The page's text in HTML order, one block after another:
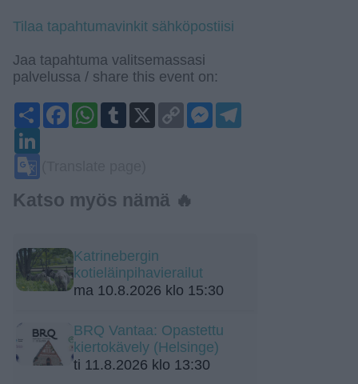
Tilaa tapahtumavinkit sähköpostiisi
Jaa tapahtuma valitsemassasi
palvelussa / share this event on:
ShareFacebookWhatsApp
Tumblr
X
Copy
Link
Messenger
Katso myös nämä 🔥
Katrinebergin
kotieläinpihavierailut
ma 10.8.2026 klo 15:30
BRQ Vantaa: Opastettu
kiertokävely (Helsinge)
ti 11.8.2026 klo 13:30